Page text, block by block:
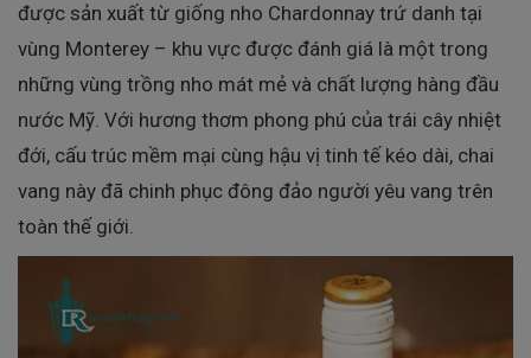
được sản xuất từ giống nho Chardonnay trứ danh tại
vùng Monterey – khu vực được đánh giá là một trong
những vùng trồng nho mát mẻ và chất lượng hàng đầu
nước Mỹ. Với hương thơm phong phú của trái cây nhiệt
đới, cấu trúc mềm mại cùng hậu vị tinh tế kéo dài, chai
vang này đã chinh phục đông đảo người yêu vang trên
toàn thế giới.